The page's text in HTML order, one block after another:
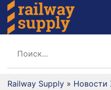
Railway Supply » Новости